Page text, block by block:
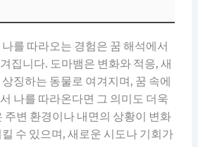
를 따라오는 경험은 꿈 해석에서
집니다. 도마뱀은 변화와 적응, 새
징하는 동물로 여겨지며, 꿈 속에
나를 따라온다면 그 의미도 더욱
주변 환경이나 내면의 상황이 변화
수 있으며, 새로운 시도나 기회가